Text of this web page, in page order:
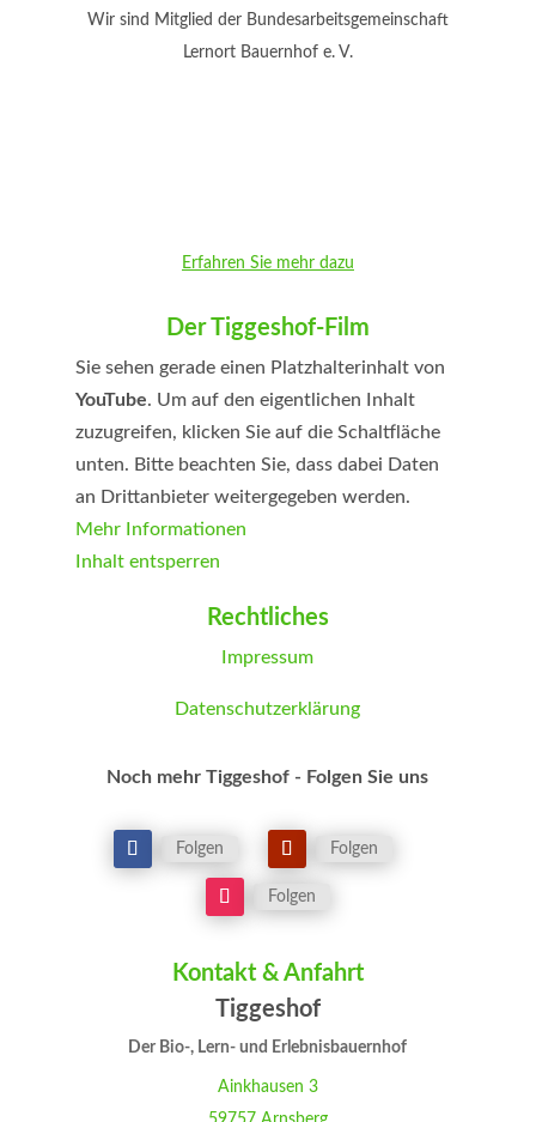
Wir sind Mitglied der Bundesarbeitsgemeinschaft
Lernort Bauernhof e. V.
Erfahren Sie mehr dazu
Der Tiggeshof-Film
Sie sehen gerade einen Platzhalterinhalt von
YouTube. Um auf den eigentlichen Inhalt
zuzugreifen, klicken Sie auf die Schaltfläche
unten. Bitte beachten Sie, dass dabei Daten
an Drittanbieter weitergegeben werden.
Mehr Informationen
Inhalt entsperren
Inhalte entsperrenRechtliches
Impressum
Datenschutzerklärung
Noch mehr Tiggeshof - Folgen Sie uns
Folgen Folgen
Folgen
Kontakt & Anfahrt
Tiggeshof
Der Bio-, Lern- und Erlebnisbauernhof
Ainkhausen 3